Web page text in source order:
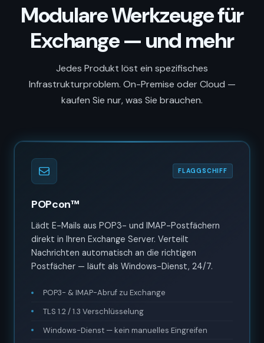
Modulare Werkzeuge für
Exchange — und mehr
Jedes Produkt löst ein spezifisches
Infrastrukturproblem. On-Premise oder Cloud —
kaufen Sie nur, was Sie brauchen.
FLAGGSCHIFF
POPcon™
Lädt E-Mails aus POP3- und IMAP-Postfächern
direkt in Ihren Exchange Server. Verteilt
Nachrichten automatisch an die richtigen
Postfächer — läuft als Windows-Dienst, 24/7.
POP3- & IMAP-Abruf zu Exchange
TLS 1.2 / 1.3 Verschlüsselung
Windows-Dienst — kein manuelles Eingreifen